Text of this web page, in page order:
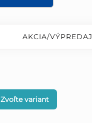
AKCIA/VÝPREDAJ
Zvoľte variant